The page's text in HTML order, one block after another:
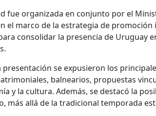
fue organizada en conjunto por el
el marco de la estrategia de
consolidar la presencia de Uruguay
presentación se expusieron los
balnearios, propuestas
y la cultura. Además, se destacó la
más allá de la tradicional temporada